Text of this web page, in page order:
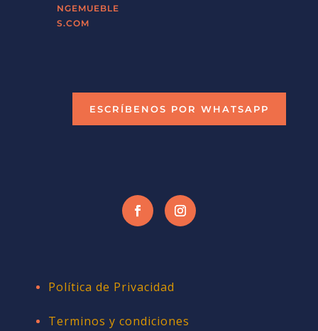
NGEMUEBLE
S.COM
ESCRÍBENOS POR WHATSAPP
Política de Privacidad
Terminos y condiciones